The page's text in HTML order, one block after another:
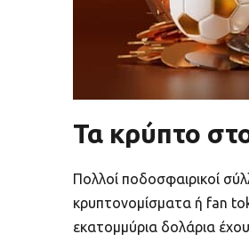
Τα κρύπτο
Πολλοί ποδοσφαιρικοί
κρυπτονομίσματα ή fan
εκατομμύρια δολάρια